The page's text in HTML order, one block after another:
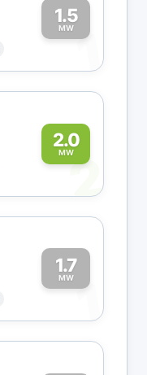
1.5
MW1
2.0
MW2
1.7
MW1